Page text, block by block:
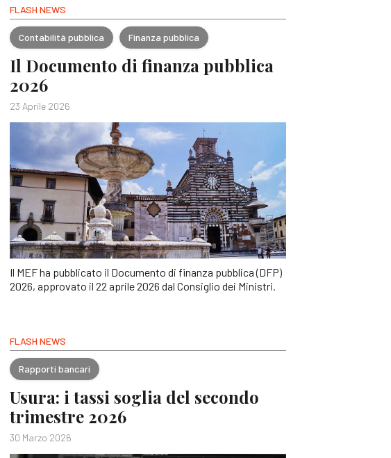
FLASH NEWS
Contabilità pubblica Finanza pubblica
Il Documento di finanza pubblica
2026
23 Aprile 2026
Il MEF ha pubblicato il Documento di finanza pubblica (DFP)
2026, approvato il 22 aprile 2026 dal Consiglio dei Ministri.
FLASH NEWS
Rapporti bancari
Usura: i tassi soglia del secondo
trimestre 2026
30 Marzo 2026